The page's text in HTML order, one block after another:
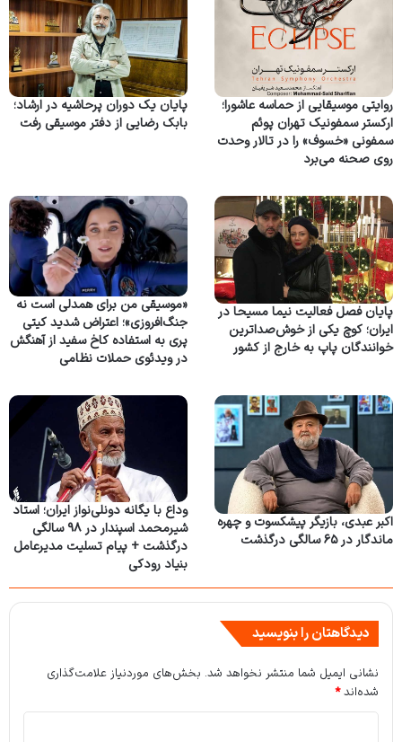
روایتی موسیقایی از حماسه عاشورا؛
ارکستر سمفونیک تهران پوئم
سمفونی «خسوف» را در تالار وحدت
روی صحنه می‌برد
پایان یک دوران پرحاشیه در ارشاد؛
بابک رضایی از دفتر موسیقی رفت
پایان فصل فعالیت نیما مسیحا در
ایران؛ کوچ یکی از خوش‌صداترین
خوانندگان پاپ به خارج از کشور
«موسیقی من برای همدلی است نه
جنگ‌افروزی»؛ اعتراض شدید کیتی
پری به استفاده کاخ سفید از آهنگش
در ویدئوی حملات نظامی
اکبر عبدی، بازیگر پیشکسوت و چهره
ماندگار در ۶۵ سالگی درگذشت
وداع با یگانه دونلی‌نواز ایران؛ استاد
شیرمحمد اسپندار در ۹۸ سالگی
درگذشت + پیام تسلیت مدیرعامل
بنیاد رودکی
دیدگاهتان را بنویسید
نشانی ایمیل شما منتشر نخواهد شد. بخش‌های موردنیاز علامت‌گذاری
شده‌اند*